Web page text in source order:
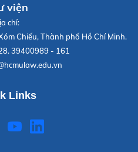
viện
chỉ:
Chiếu, Thành phố Hồ Chí Minh.
39400989 - 161
Links